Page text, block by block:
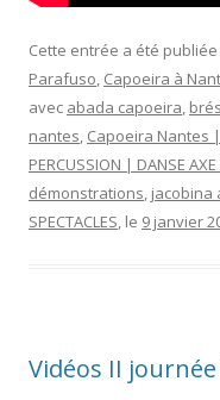
Cette entrée a été
Parafuso, Capoeira à
avec abada capoeira,
nantes, Capoeira Nantes |
PERCUSSION | DANSE AXE
démonstrations, jacobina
SPECTACLES, le 9 janvier
Vidéos II